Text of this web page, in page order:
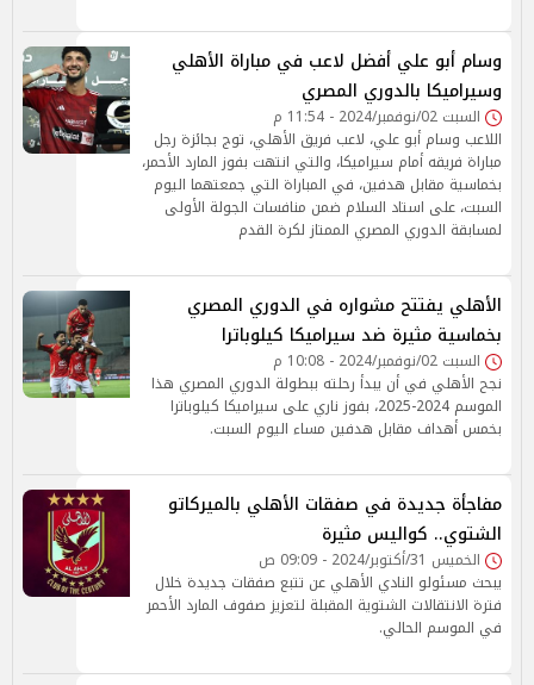
وسام أبو علي أفضل لاعب في مباراة الأهلي
وسيراميكا بالدوري المصري
السبت 02/نوفمبر/2024 - 11:54 م
اللاعب وسام أبو علي، لاعب فريق الأهلي، توج بجائزة رجل
مباراة فريقه أمام سيراميكا، والتي انتهت بفوز المارد الأحمر،
بخماسية مقابل هدفين، في المباراة التي جمعتهما اليوم
السبت، على استاد السلام ضمن منافسات الجولة الأولى
لمسابقة الدوري المصري الممتاز لكرة القدم
الأهلي يفتتح مشواره في الدوري المصري
بخماسية مثيرة ضد سيراميكا كيلوباترا
السبت 02/نوفمبر/2024 - 10:08 م
نجح الأهلي في أن يبدأ رحلته ببطولة الدوري المصري هذا
الموسم 2024-2025، بفوز ناري على سيراميكا كيلوباترا
بخمس أهداف مقابل هدفين مساء اليوم السبت.
مفاجأة جديدة في صفقات الأهلي بالميركاتو
الشتوي.. كواليس مثيرة
الخميس 31/أكتوبر/2024 - 09:09 ص
يبحث مسئولو النادي الأهلي عن تتبع صفقات جديدة خلال
فترة الانتقالات الشتوية المقبلة لتعزيز صفوف المارد الأحمر
في الموسم الحالي.